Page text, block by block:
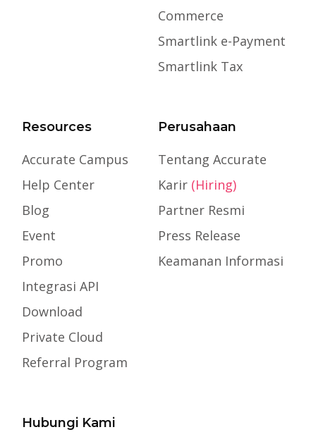
Commerce
Smartlink e-Payment
Smartlink Tax
Resources
Accurate Campus
Help Center
Blog
Event
Promo
Integrasi API
Download
Private Cloud
Referral Program
Perusahaan
Tentang Accurate
Karir (Hiring)
Partner Resmi
Press Release
Keamanan Informasi
Hubungi Kami